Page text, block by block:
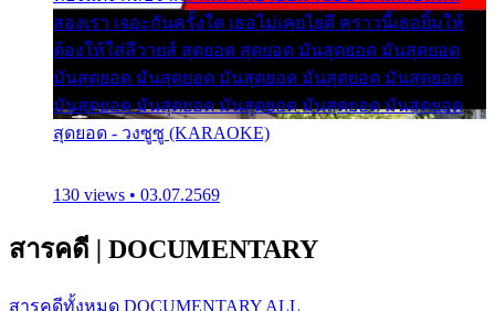
สองเรา เจอะกันครั้งใด เธอไม่เคยไยดี คราวนี้เธอยิ้มให้
ต้องให้ใส่ลีวายส์ สุดยอด สุดยอด มันสุดยอด มันสุดยอด
มันสุดยอด มันสุดยอด มันสุดยอด มันสุดยอด มันสุดยอด
มันสุดยอด มันสุดยอด มันสุดยอด มันสุดยอด มันสุดยอด
สุดยอด - วงซูซู (KARAOKE)
130 views • 03.07.2569
สารคดี | DOCUMENTARY
สารคดีทั้งหมด DOCUMENTARY ALL